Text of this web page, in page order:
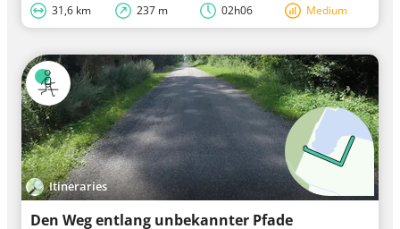
31,6 km 237 m 02h06 Medium
Itineraries
Den Weg entlang unbekannter Pfade